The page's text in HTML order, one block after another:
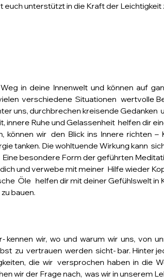
unterstützt in die Kraft der Leichtigkeit
in  deine  Innenwelt  und  können  auf
verschiedene  Situationen   wertvolle
uns, durchbrechen kreisende Gedanken
innere Ruhe und Gelassenheit  helfen dir
wir   den  Blick  ins  Innere  richten  –
tanken. Die wohltuende Wirkung kann
besondere Form der geführten
dich und verwebe mit meiner  Hilfe wieder
Öle   helfen dir mit deiner Gefühlswelt in
bauen.
wir,  wo  und  warum  wir  uns,  von
zu  vertrauen  werden  sicht- bar.
die  wir   versprochen  haben  in  die
wir der Frage nach,  was wir in unserem